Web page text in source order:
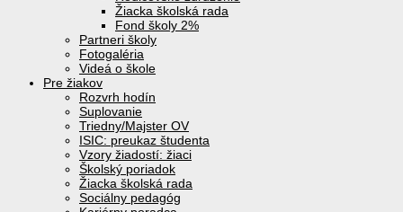
Žiacka školská rada
Fond školy 2%
Partneri školy
Fotogaléria
Videá o škole
Pre žiakov
Rozvrh hodín
Suplovanie
Triedny/Majster OV
ISIC: preukaz študenta
Vzory žiadostí: žiaci
Školský poriadok
Žiacka školská rada
Sociálny pedagóg